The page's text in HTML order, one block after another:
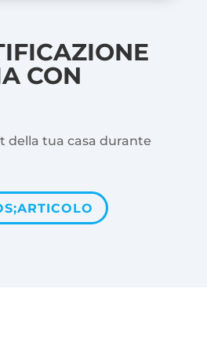
CON
della tua casa durante